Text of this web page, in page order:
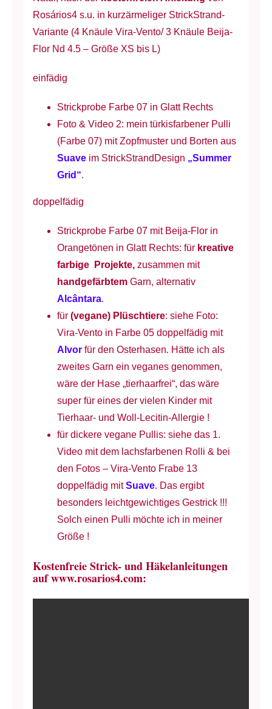
Rosários4 s.u. in kurzärmeliger StrickStrand-
Variante (4 Knäule Vira-Vento/ 3 Knäule Beija-
Flor Nd 4.5 – Größe XS bis L)
einfädig
Strickprobe Farbe 07 in Glatt Rechts
Foto & Video 2: mein türkisfarbener Pulli
(Farbe 07) mit Zopfmuster und Borten aus
Suaveim StrickStrandDesign „Summer
Grid“.
doppelfädig
Strickprobe Farbe 07 mit Beija-Flor in
Orangetönen in Glatt Rechts: für kreative
farbige Projekte, zusammen mit
handgefärbtemGarn, alternativ
Alcântara.
für(vegane) Plüschtiere: siehe Foto:
Vira-Vento in Farbe 05 doppelfädig mit
Alvor für den Osterhasen. Hätte ich als
zweites Garn ein veganes genommen,
wäre der Hase „tierhaarfrei“, das wäre
super für eines der vielen Kinder mit
Tierhaar- und Woll-Lecitin-Allergie !
für dickere vegane Pullis: siehe das 1.
Video mit dem lachsfarbenen Rolli & bei
den Fotos – Vira-Vento Frabe 13
doppelfädig mitSuave. Das ergibt
besonders leichtgewichtiges Gestrick !!!
Solch einen Pulli möchte ich in meiner
Größe !
Kostenfreie Strick- und Häkelanleitungen
auf www.rosarios4.com: